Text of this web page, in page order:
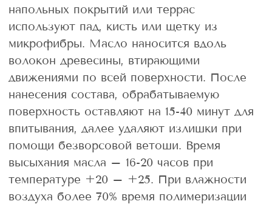
напольных покрытий или террас
используют пад, кисть или щетку из
микрофибры. Масло наносится вдоль
волокон древесины, втирающими
движениями по всей поверхности. После
нанесения состава, обрабатываемую
поверхность оставляют на 15-40 минут для
впитывания, далее удаляют излишки при
помощи безворсовой ветоши. Время
высыхания масла – 16-20 часов при
температуре +20 – +25. При влажности
воздуха более 70% время полимеризации